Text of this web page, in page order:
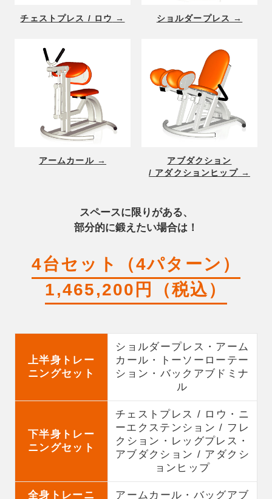
チェストプレス / ロウ ショルダープレス
アームカール
アブダクション
/ アダクションヒップ
スペースに限りがある、
部分的に鍛えたい場合は！
4台セット（4パターン）
1,465,200円（税込）
上半身トレー
ニングセット
ショルダープレス・アーム
カール・トーソーローテー
ション・バックアブドミナ
ル
下半身トレー
ニングセット
チェストプレス / ロウ・ニ
ーエクステンション / フレ
クション・レッグプレス・
アブダクション / アダクシ
ョンヒップ
全身トレーニ アームカール・バッグアブ